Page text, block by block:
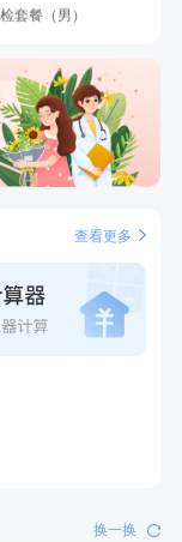
套餐（男）
小风扇
套餐二档
套餐二档
粮生活礼盒
CW5 白色
查看更多
换一换